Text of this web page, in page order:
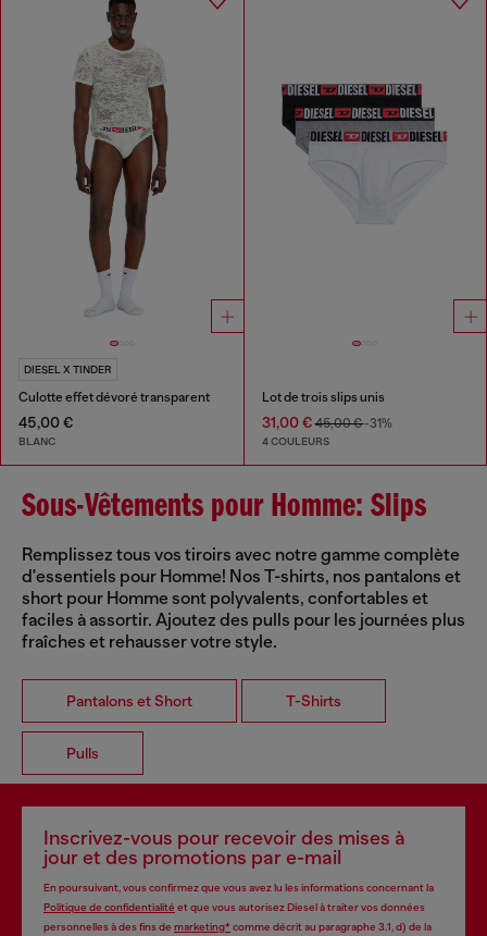
DIESEL X TINDER
Culotte effet dévoré transparent
45,00 €
BLANC
Lot de trois slips unis
31,00 €45,00 €-31%
4 COULEURS
Sous-Vêtements pour Homme: Slips
Remplissez tous vos tiroirs avec notre gamme complète
d'essentiels pour Homme! Nos T-shirts, nos pantalons et
short pour Homme sont polyvalents, confortables et
faciles à assortir. Ajoutez des pulls pour les journées plus
fraîches et rehausser votre style.
Pantalons et Short T-Shirts
Pulls
Inscrivez-vous pour recevoir des mises à
jour et des promotions par e-mail
En poursuivant, vous confirmez que vous avez lu les informations concernant la
Politique de confidentialité et que vous autorisez Diesel à traiter vos données
personnelles à des fins de marketing*comme décrit au paragraphe 3.1, d) de la